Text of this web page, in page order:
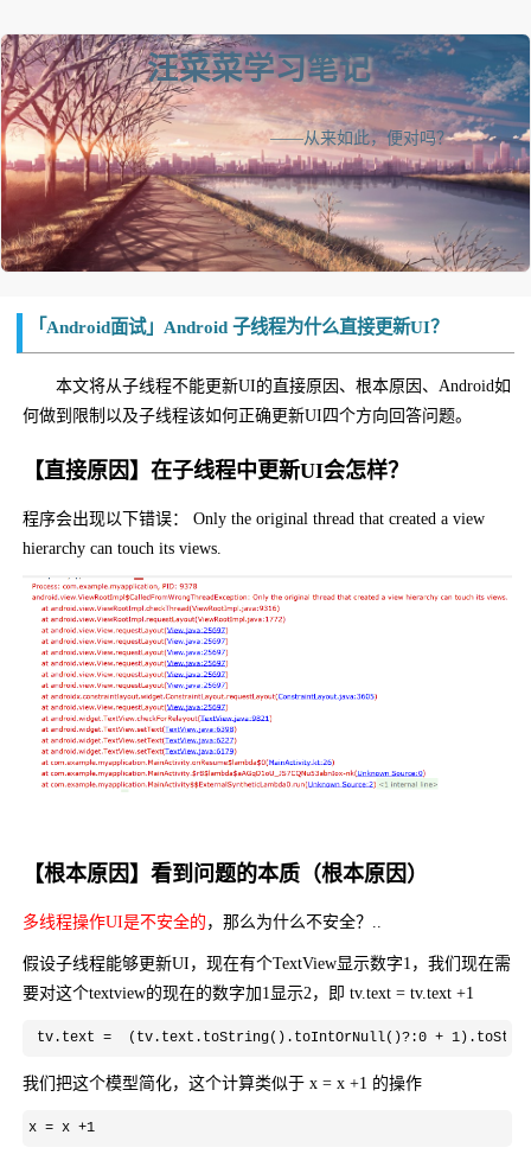
汪菜菜学习笔记
——从来如此，便对吗？
「Android面试」Android 子线程为什么直接更新UI？
本文将从子线程不能更新UI的直接原因、根本原因、Android如
何做到限制以及子线程该如何正确更新UI四个方向回答问题。
【直接原因】在子线程中更新UI会怎样？
程序会出现以下错误： Only the original thread that created a view
hierarchy can touch its views.
【根本原因】看到问题的本质（根本原因）
多线程操作UI是不安全的 ，那么为什么不安全？..
假设子线程能够更新UI，现在有个TextView显示数字1，我们现在需
要对这个textview的现在的数字加1显示2，即 tv.text = tv.text +1
tv.text =  (tv.text.toString().toIntOrNull()?:0 +
我们把这个模型简化，这个计算类似于 x = x +1 的操作
x = x +1